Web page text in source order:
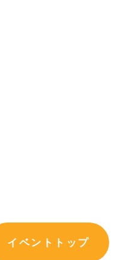
イベントトップ